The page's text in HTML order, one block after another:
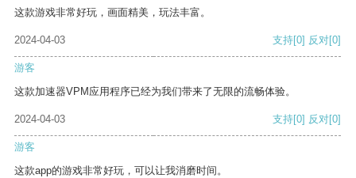
这款游戏非常好玩，画面精美，玩法丰富。
2024-04-03 支持[0] 反对[0]
游客
这款加速器VPM应用程序已经为我们带来了无限的流畅体验。
2024-04-03 支持[0] 反对[0]
游客
这款app的游戏非常好玩，可以让我消磨时间。